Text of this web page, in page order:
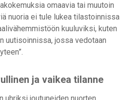
omaavia tai muutoin
nuoria ei tule lukea tilastoinnissa
kuuluviksi, kuten
uutisoinnissa, jossa vedotaan
ja vaikea tilanne